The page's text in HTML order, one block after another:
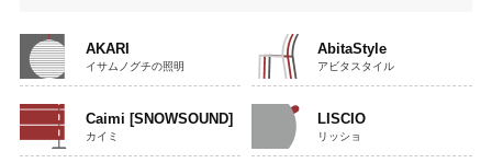
AKARI
イサムノグチの照明
AbitaStyle
アビタスタイル
Caimi [SNOWSOUND]
カイミ
LISCIO
リッショ